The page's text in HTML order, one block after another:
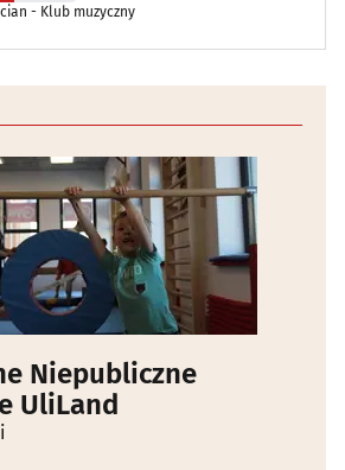
- Klub muzyczny
Niepubliczne
UliLand